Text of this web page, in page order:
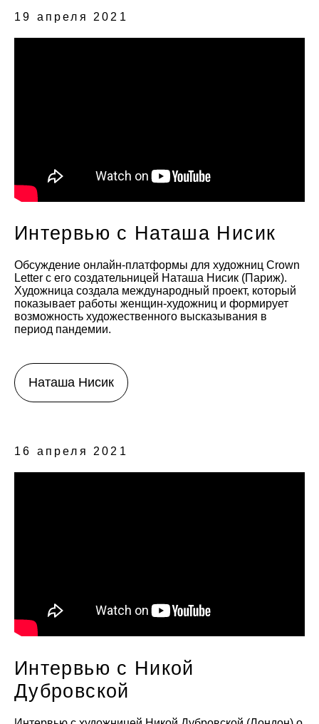
19 апреля 2021
Интервью с Наташа Нисик
Обсуждение онлайн-платформы для художниц Crown
Letter с его создательницей Наташа Нисик (Париж).
Художница создала международный проект, который
показывает работы женщин-художниц и формирует
возможность художественного высказывания в
период пандемии.
Наташа Нисик
16 апреля 2021
Интервью с Никой
Дубровской